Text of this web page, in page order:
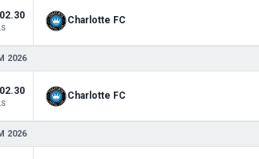
02.30 Charlotte FC
2026
02.30 Charlotte FC
2026